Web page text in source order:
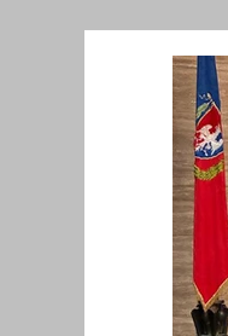
Filosofia